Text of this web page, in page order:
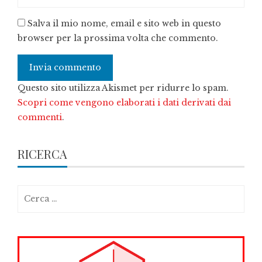
Salva il mio nome, email e sito web in questo
browser per la prossima volta che commento.
Questo sito utilizza Akismet per ridurre lo spam.
Scopri come vengono elaborati i dati derivati dai
commenti.
RICERCA